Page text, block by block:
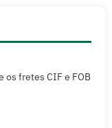
os fretes CIF e FOB